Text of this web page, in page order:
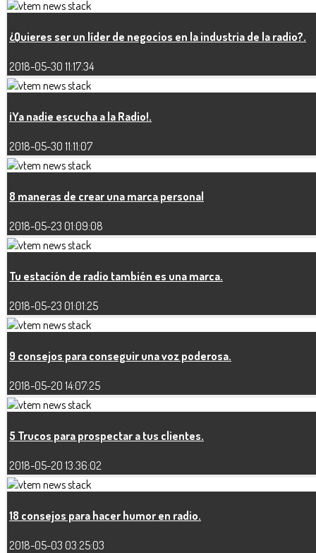
¿Quieres ser un líder de negocios en la industria de la radio?.
2018-05-30 11:17:34
¡Ya nadie escucha a la Radio!.
2018-05-30 11:11:07
8 maneras de crear una marca personal
2018-05-23 01:09:08
Tu estación de radio también es una marca.
2018-05-23 01:01:25
9 consejos para conseguir una voz poderosa.
2018-05-20 14:07:25
5 Trucos para prospectar a tus clientes.
2018-05-20 13:36:02
18 consejos para hacer humor en radio.
2018-05-03 03:25:03